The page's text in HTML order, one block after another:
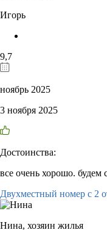
Игорь
9,7
ноябрь 2025
3 ноября 2025
Достоинства:
все очень хорошо. будем
Двухместный номер с 2
Нина, хозяин жилья